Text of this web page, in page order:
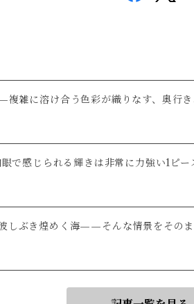
雑に溶け合う色彩が織りなす、奥行
で感じられる輝きは非常に力強い1ピー
しぶき煌めく海——そんな情景をその